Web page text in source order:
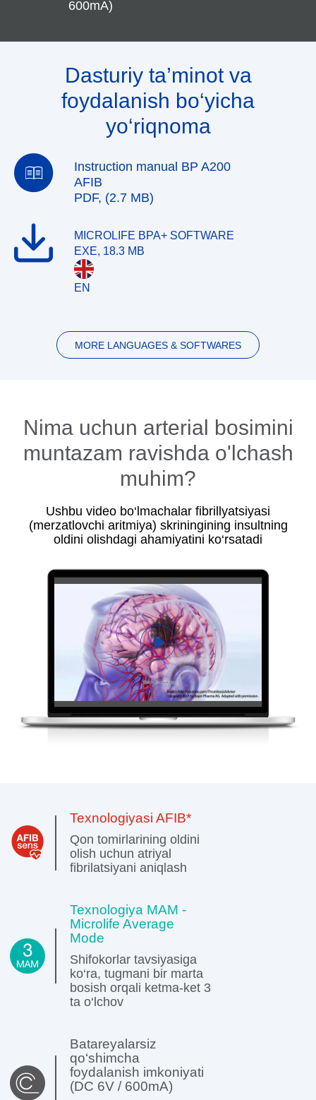
600mA)
Dasturiy ta’minot va
foydalanish bo‘yicha
yo‘riqnoma
Instruction manual BP A200
AFIB
PDF, (2.7 MB)
MICROLIFE BPA+ SOFTWARE
EXE, 18.3 MB
EN
MORE LANGUAGES & SOFTWARES
Nima uchun arterial bosimini
muntazam ravishda o'lchash
muhim?
Ushbu video bo‘lmachalar fibrillyatsiyasi
(merzatlovchi aritmiya) skriningining insultning
oldini olishdagi ahamiyatini ko‘rsatadi
Texnologiyasi AFIB*
Qon tomirlarining oldini
olish uchun atriyal
fibrilatsiyani aniqlash
Texnologiya МАМ -
Microlife Average
Mode
Shifokorlar tavsiyasiga
ko‘ra, tugmani bir marta
bosish orqali ketma-ket 3
ta o‘lchov
Batareyalarsiz
qo‘shimcha
foydalanish imkoniyati
(DC 6V / 600mA)